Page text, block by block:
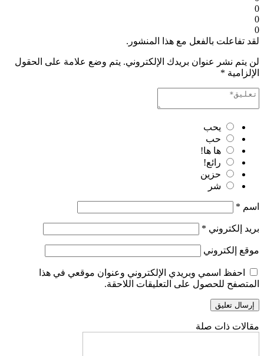
0
0
0
لقد تفاعلت بالفعل مع هذا المنشور.
لن يتم نشر عنوان بريدك الإلكتروني. يتم وضع علامة على الحقول
الإلزامية *
يحب
حب
ها ها!
رائع!
حزين
شر
اسم *
بريد إلكتروني *
موقع إلكتروني
احفظ اسمي وبريدي الإلكتروني وعنوان موقعي في هذا
المتصفح للحصول على التعليقات اللاحقة.
مقالات ذات صلة